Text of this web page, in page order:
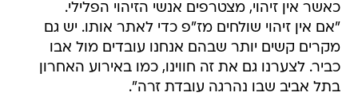
כאשר אין זיהוי, מצטרפים אנשי הזיהוי הפלילי.
"אם אין זיהוי שולחים מז"פ כדי לאתר אותו. יש גם
מקרים קשים יותר שבהם אנחנו עובדים מול אבו
כביר. לצערנו גם את זה חווינו, כמו באירוע האחרון
בתל אביב שבו נהרגה עובדת זרה".